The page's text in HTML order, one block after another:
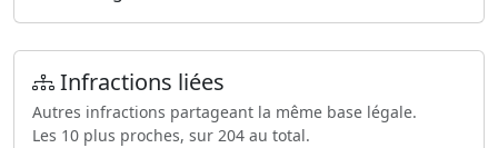
Infractions liées
Autres infractions partageant la même base légale.
Les 10 plus proches, sur 204 au total.